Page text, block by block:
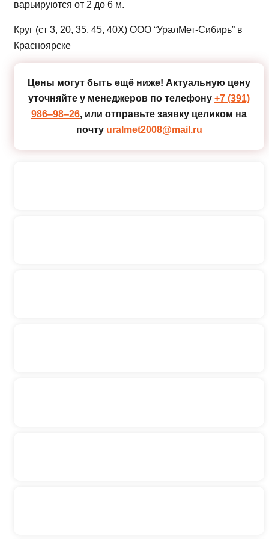
варьируются от 2 до 6 м.
Круг (ст 3, 20, 35, 45, 40Х) ООО “УралМет-Сибирь” в
Красноярске
Цены могут быть ещё ниже! Актуальную цену
уточняйте у менеджеров по телефону +7 (391)
986‒98‒26, или отправьте заявку целиком на
почту uralmet2008@mail.ru